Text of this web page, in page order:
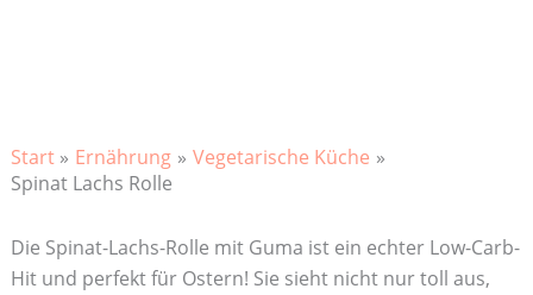
Start Ernährung
Vegetarische Küche
Spinat Lachs Rolle
Die Spinat-Lachs-Rolle mit Guma ist ein echter Low-Carb-
Hit und perfekt für Ostern! Sie sieht nicht nur toll aus,